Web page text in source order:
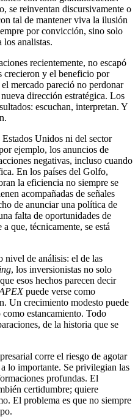
se reinventan discursivamente o
tal de mantener viva la ilusión
por convicción, sino solo
los analistas.
recientemente, no escapó
crecieron y el beneficio por
mercado pareció no perdonar
dirección estratégica. Los
escuchan, interpretan. Y
Unidos ni del sector
ejemplo, los anuncios de
negativas, incluso cuando
En los países del Golfo,
la eficiencia no siempre se
acompañadas de señales
de anunciar una política de
falta de oportunidades de
que, técnicamente, se está
nivel de análisis: el de las
, los inversionistas no solo
esos hechos parecen decir
puede verse como
Un crecimiento modesto puede
estancamiento. Todo
de la historia que se
corre el riesgo de agotar
lo importante. Se privilegian las
profundas. El
certidumbre; quiere
El problema es que no siempre